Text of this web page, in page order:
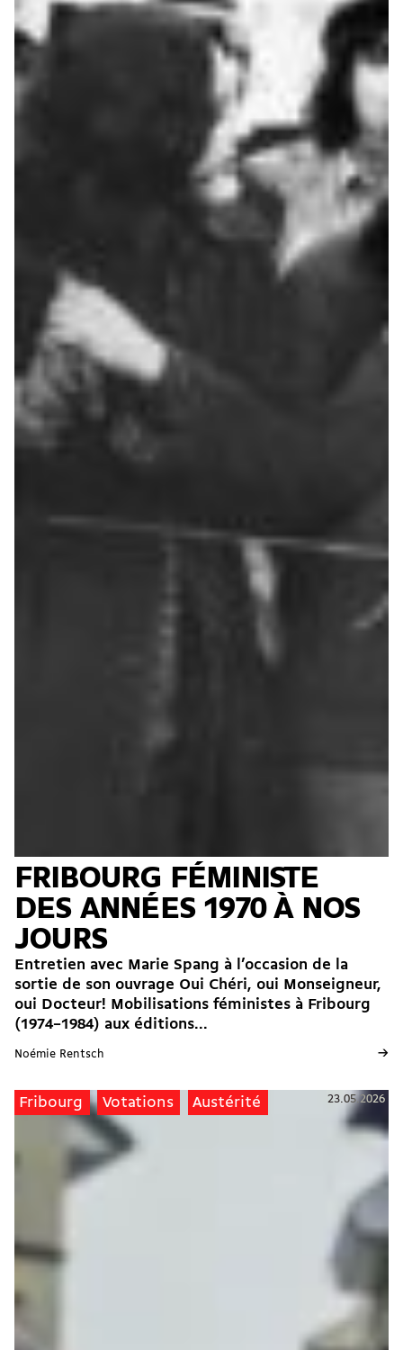
FRIBOURG FÉMINISTE
DES ANNÉES 1970 À NOS
JOURS
Entretien avec Marie Spang à l’occasion de la
sortie de son ouvrage Oui Chéri, oui Monseigneur,
oui Docteur! Mobilisations féministes à Fribourg
(1974–1984) aux éditions...
Noémie Rentsch →
Fribourg Votations Austérité 23.05.2026